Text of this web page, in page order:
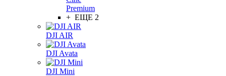
Premium
+ ЕЩЕ 2
DJI AIR
DJI Avata
DJI Mini